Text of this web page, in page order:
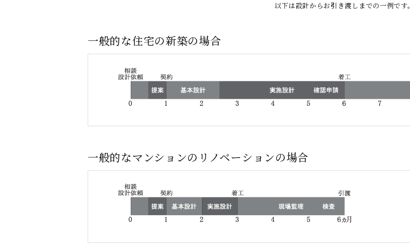
以下は設計からお引き渡しまでの一例です。
一般的な住宅の新築の場合
一般的なマンションのリノベーションの場合